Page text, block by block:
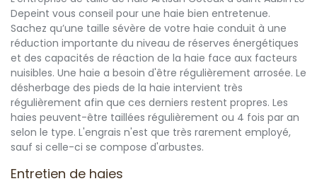
Depeint vous conseil pour une haie bien entretenue.
Sachez qu’une taille sévère de votre haie conduit à une
réduction importante du niveau de réserves énergétiques
et des capacités de réaction de la haie face aux facteurs
nuisibles. Une haie a besoin d'être régulièrement arrosée. Le
désherbage des pieds de la haie intervient très
régulièrement afin que ces derniers restent propres. Les
haies peuvent-être taillées régulièrement ou 4 fois par an
selon le type. L'engrais n'est que très rarement employé,
sauf si celle-ci se compose d'arbustes.
Entretien de haies